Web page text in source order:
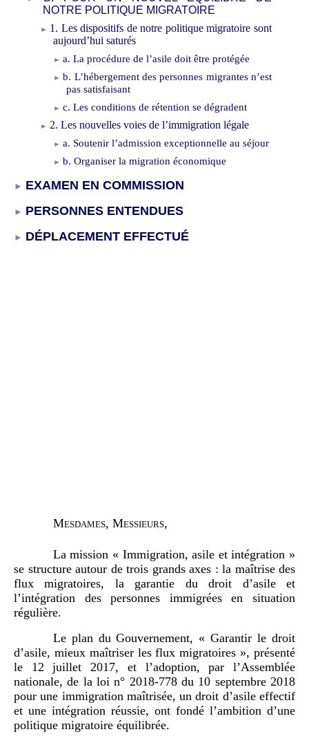
NOTRE POLITIQUE MIGRATOIRE
1. Lesdispositifs de notre politique migratoire sont
aujourd’hui saturés
a. La procédure de l’asile doit être protégée
b. L’hébergement des personnes migrantes n’est
pas satisfaisant
c. Les conditions de rétention se dégradent
2. Les nouvelles voies de l’immigration légale
a. Soutenir l’admission exceptionnelle au séjour
b. Organiser la migration économique
EXAMEN EN COMMISSION
PERSONNES ENTENDUES
DÉPLACEMENT EFFECTUÉ
Mesdames, Messieurs,
La mission « Immigration, asile et intégration »
se structure autour de trois grands axes : la maîtrise des
flux migratoires, la garantie du droit d’asile et
l’intégration des personnes immigrées en situation
régulière.
Le plan du Gouvernement, « Garantir le droit
d’asile, mieux maîtriser les flux migratoires », présenté
le 12 juillet 2017, et l’adoption, par l’Assemblée
nationale, de la loi n° 2018-778 du 10 septembre 2018
pour une immigration maîtrisée, un droit d’asile effectif
et une intégration réussie, ont fondé l’ambition d’une
politique migratoire équilibrée.